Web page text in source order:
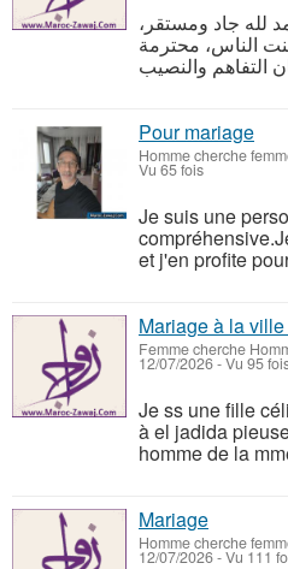
لله جاد ومستقر،
الناس، محترمة
Pour mariage
Homme cherche
Vu 65 fois
Je suis une
et j'en profite
Mariage à la
Femme cherche
12/07/2026 - Vu 95
Je ss une fille
à el jadida
homme de la
Mariage
Homme cherche
12/07/2026 - Vu 111